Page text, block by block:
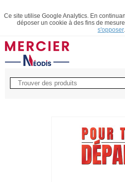
Ce site utilise Google Analytics. En
déposer un cookie à des fins de
s'opposer.